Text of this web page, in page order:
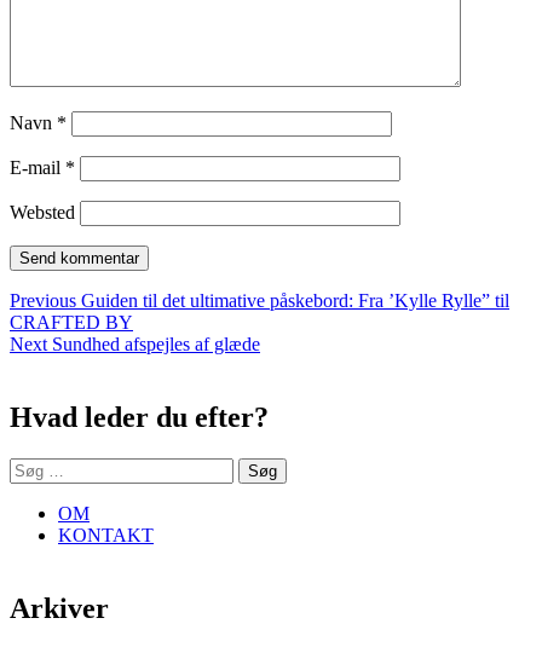
Navn *
E-mail *
Websted
Indlægsnavigation
Previous Previous
post:
Guiden til det ultimative påskebord: Fra ’Kylle Rylle” til
CRAFTED BY
Next Next
Sundhed afspejles af glæde
Hvad leder du efter?
Søg
efter:
OM
KONTAKT
Arkiver